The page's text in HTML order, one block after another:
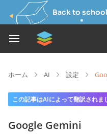
Back to
ホーム AI 設定
この記事はAIによって翻訳されま
Google Gemini